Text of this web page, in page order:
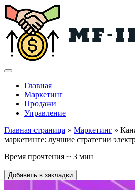
Главная
Маркетинг
Продажи
Управление
Главная страница » Маркетинг »
маркетинге: лучшие стратегии
Время прочтения ~ 3 мин
Добавить в закладки